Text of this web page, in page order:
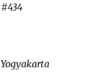
Yogyakarta